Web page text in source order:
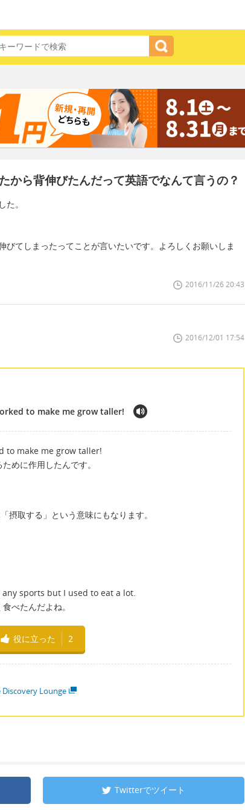
から背伸びたんだって英語でなんて言うの？
。
びてしまったってことが言いたいです。よろしくお願いしま
2016/11/26 20:43
2016/12/01 17:54
to make me grow taller!
to make me grow taller!
めに作用したんです。
摂取する」という意味にもなります。
sports but I used to eat a lot.
べたんだよね。
役に立った 2
Discovery Lounge
Twitterでツイート